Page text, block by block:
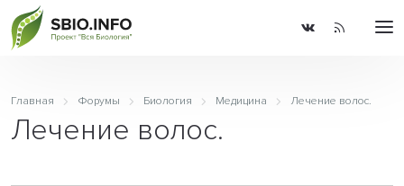
Главная Форумы Биология Медицина Лечение волос.
Лечение волос.